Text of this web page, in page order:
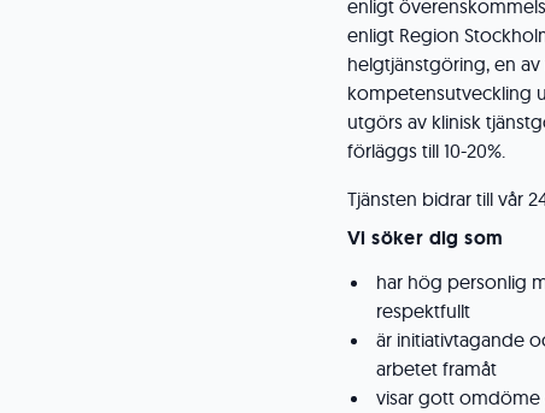
enligt
enligt Region
helgtjänstgöring, en
kompetensutveckling
utgörs av klinisk
förläggs till 10-20%.
Tjänsten bidrar till vår
Vi söker dig som
har hög personlig
respektfullt
är initiativtagande
arbetet framåt
visar gott omdöme